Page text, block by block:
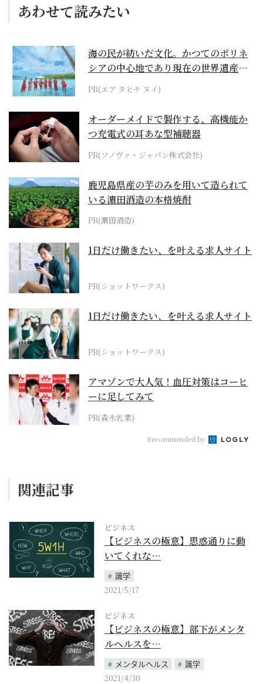
あわせて読みたい
海の民が紡いだ文化。かつてのポリネ
シアの中心地であり現在の世界遺産か
らみえてくる...
PR(エア タヒチ ヌイ)
オーダーメイドで製作する、高機能か
つ充電式の耳あな型補聴器
PR(ソノヴァ・ジャパン株式会社)
鹿児島県産の芋のみを用いて造られて
いる濵田酒造の本格焼酎
PR(濵田酒造)
1日だけ働きたい、を叶える求人サイト
PR(ショットワークス)
1日だけ働きたい、を叶える求人サイト
PR(ショットワークス)
アマゾンで大人気！血圧対策はコーヒ
ーに足してみて
PR(森永乳業)
Recommended by
関連記事
ビジネス
【ビジネスの極意】思惑通りに動
いてくれな…
識学
2021/5/17
ビジネス
【ビジネスの極意】部下がメンタ
ルヘルスを…
メンタルヘルス
識学
2021/4/30